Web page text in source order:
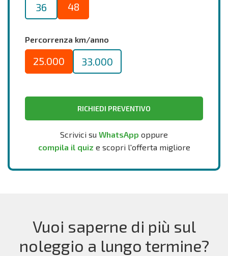
36 48
Percorrenza km/anno
25.000 33.000
RICHIEDI PREVENTIVO
Scrivici su WhatsApp oppure
compila il quiz e scopri l'offerta migliore
Vuoi saperne di più sul
noleggio a lungo termine?